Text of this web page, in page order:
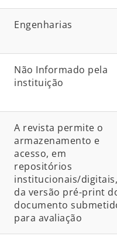
Engenharias
Não Informado pela
instituição
A revista permite o
armazenamento e
acesso, em
repositórios
institucionais/digitais,
da versão pré-print
documento
para avaliação